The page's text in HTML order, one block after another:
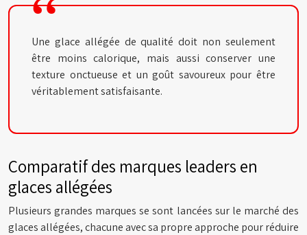
Une glace allégée de qualité doit non seulement
être moins calorique, mais aussi conserver une
texture onctueuse et un goût savoureux pour être
véritablement satisfaisante.
Comparatif des marques leaders en
glaces allégées
Plusieurs grandes marques se sont lancées sur le marché des
glaces allégées, chacune avec sa propre approche pour réduire